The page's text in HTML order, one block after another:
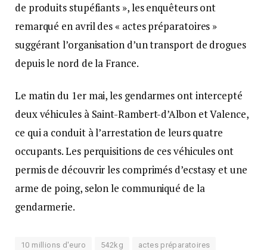
de produits stupéfiants », les enquêteurs ont
remarqué en avril des « actes préparatoires »
suggérant l’organisation d’un transport de drogues
depuis le nord de la France.
Le matin du 1er mai, les gendarmes ont intercepté
deux véhicules à Saint-Rambert-d’Albon et Valence,
ce qui a conduit à l’arrestation de leurs quatre
occupants. Les perquisitions de ces véhicules ont
permis de découvrir les comprimés d’ecstasy et une
arme de poing, selon le communiqué de la
gendarmerie.
10 millions d'euro 542kg actes préparatoires